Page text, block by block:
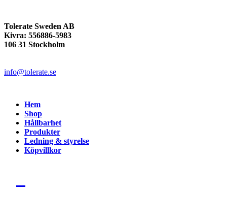
Tolerate Sweden AB
Kivra: 556886-5983
106 31 Stockholm
info@tolerate.se
Hem
Shop
Hållbarhet
Produkter
Ledning & styrelse
Köpvillkor